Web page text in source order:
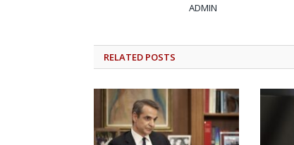
ADMIN
RELATED POSTS